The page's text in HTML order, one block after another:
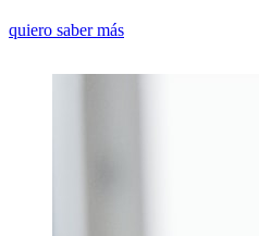
quiero saber más